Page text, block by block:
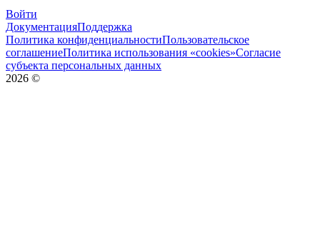
Войти
ДокументацияПоддержка
Политика конфиденциальностиПользовательское
соглашениеПолитика использования «cookies»Согласие
субъекта персональных данных
2026 ©